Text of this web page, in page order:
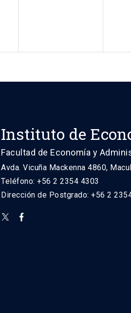
Instituto de
Facultad de Economía y
Avda. Vicuña Mackenna 4860,
Teléfono: +56 2 2354 4303
Dirección de Postgrado: +56 2